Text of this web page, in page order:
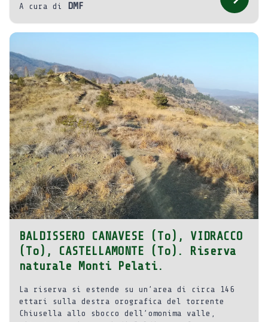
A cura di DMF
BALDISSERO CANAVESE (To), VIDRACCO
(To), CASTELLAMONTE (To). Riserva
naturale Monti Pelati.
La riserva si estende su un’area di circa 146
ettari sulla destra orografica del torrente
Chiusella allo sbocco dell’omonima valle,